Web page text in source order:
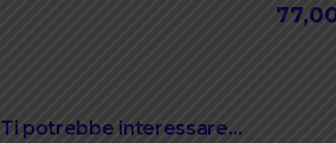
Ti potrebbe interessare…